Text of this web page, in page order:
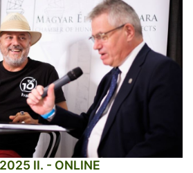
II. - ONLINE